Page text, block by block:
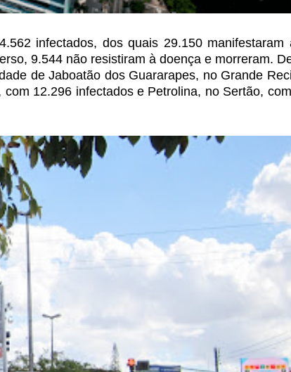
infectados, dos quais 29.150 manifestaram
9.544 não resistiram à doença e morreram.
deJaboatão dos Guararapes, no Grande
com 12.296 infectados e Petrolina, no Sertão,